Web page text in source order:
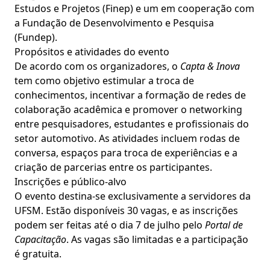
Estudos e Projetos (Finep) e um em cooperação com
a Fundação de Desenvolvimento e Pesquisa
(Fundep).
Propósitos e atividades do evento
De acordo com os organizadores, o Capta & Inova
tem como objetivo estimular a troca de
conhecimentos, incentivar a formação de redes de
colaboração acadêmica e promover o networking
entre pesquisadores, estudantes e profissionais do
setor automotivo. As atividades incluem rodas de
conversa, espaços para troca de experiências e a
criação de parcerias entre os participantes.
Inscrições e público-alvo
O evento destina-se exclusivamente a servidores da
UFSM. Estão disponíveis 30 vagas, e as inscrições
podem ser feitas até o dia 7 de julho pelo Portal de
Capacitação. As vagas são limitadas e a participação
é gratuita.